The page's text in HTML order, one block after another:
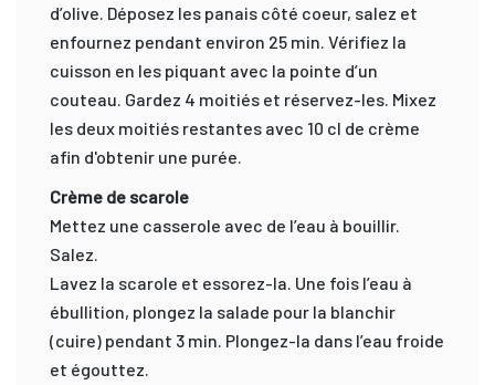
d’olive. Déposez les panais côté coeur, salez et
enfournez pendant environ 25 min. Vérifiez la
cuisson en les piquant avec la pointe d’un
couteau. Gardez 4 moitiés et réservez-les. Mixez
les deux moitiés restantes avec 10 cl de crème
afin d'obtenir une purée.
Crème de scarole
Mettez une casserole avec de l’eau à bouillir.
Salez.
Lavez la scarole et essorez-la. Une fois l’eau à
ébullition, plongez la salade pour la blanchir
(cuire) pendant 3 min. Plongez-la dans l’eau froide
et égouttez.